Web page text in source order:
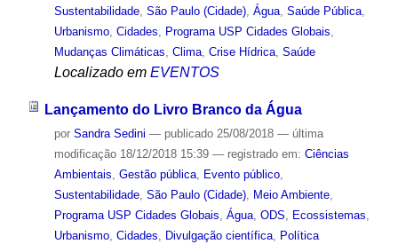
Sustentabilidade, São Paulo (Cidade), Água, Saúde Pública,
Urbanismo, Cidades Programa USP Cidades Globais
Mudanças Climáticas Clima, Crise Hídrica, Saúde
Localizado em EVENTOS
Lançamento do Livro Branco da Água
por Sandra Sedini — publicado25/08/2018 — última
modificação18/12/2018 15:39 — registrado em: Ciências
Ambientais, Gestão pública, Evento público,
Sustentabilidade, São Paulo (Cidade), Meio Ambiente,
Programa USP Cidades Globais, Água, ODS, Ecossistemas,
Urbanismo, Cidades, Divulgação científica, Política